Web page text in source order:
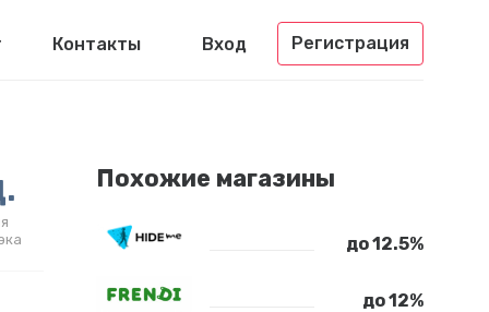
Контакты Вход Регистрация
Похожие магазины
до 12.5%
до 12%